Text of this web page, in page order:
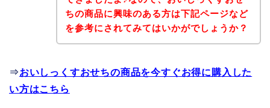
ちの商品に興味のある方は下記ページなど
を参考にされてみてはいかがでしょうか？
⇒おいしっくすおせちの商品を今すぐお得に購入した
い方はこちら